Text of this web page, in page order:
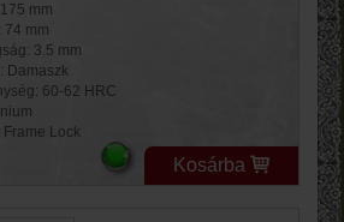
mm
74 mm
3.5 mm
Damaszk
60-62 HRC
Lock
Kosárba